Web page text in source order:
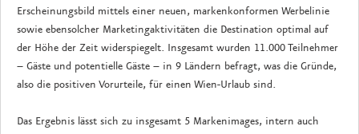
Erscheinungsbild mittels einer neuen, markenkonformen Werbelinie
sowie ebensolcher Marketingaktivitäten die Destination optimal auf
der Höhe der Zeit widerspiegelt. Insgesamt wurden 11.000 Teilnehmer
– Gäste und potentielle Gäste – in 9 Ländern befragt, was die Gründe,
also die positiven Vorurteile, für einen Wien-Urlaub sind.
Das Ergebnis lässt sich zu insgesamt 5 Markenimages, intern auch